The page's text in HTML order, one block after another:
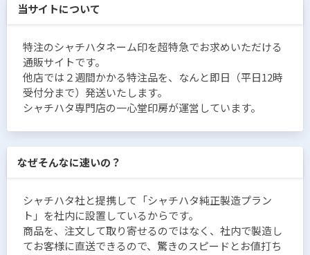
当サイトについて
特注のシャチハタネーム印を超特急でお求めいただける
通販サイトです。
他店では２週間かかる特注品を、なんと即日（平日12時
受付分まで）発送いたします。
シャチハタ専門店の一心堂印房が運営しています。
なぜそんなに速いの？
シャチハタ社と提携して「シャチハタ純正製造プラン
ト」を社内に設置しているからです。
商品を、注文して取り寄せるのではなく、社内で製造し
てお客様に直送できるので、驚きのスピードとお値打ち